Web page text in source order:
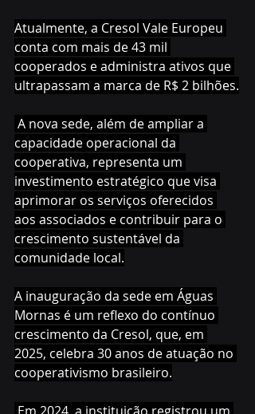
Atualmente, a Cresol Vale Europeu
conta com mais de 43 mil
cooperados e administra ativos que
ultrapassam a marca de R$ 2 bilhões.
capacidade operacional da
cooperativa, representa um
investimento estratégico que visa
aprimorar os serviços oferecidos
aos associados e contribuir para o
crescimento sustentável da
comunidade local.
A inauguração da sede em Águas
Mornas é um reflexo do contínuo
crescimento da Cresol, que, em
2025, celebra 30 anos de atuação no
cooperativismo brasileiro.